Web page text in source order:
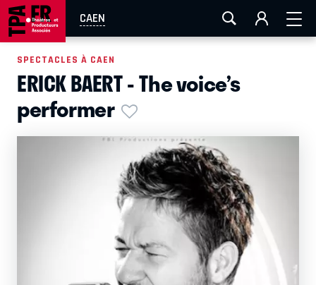
CAEN
AIX-MARSEILLE LA ROCHELLE
EN TOURNÉE
SPECTACLES À CAEN
ERICK BAERT - The voice’s
performer